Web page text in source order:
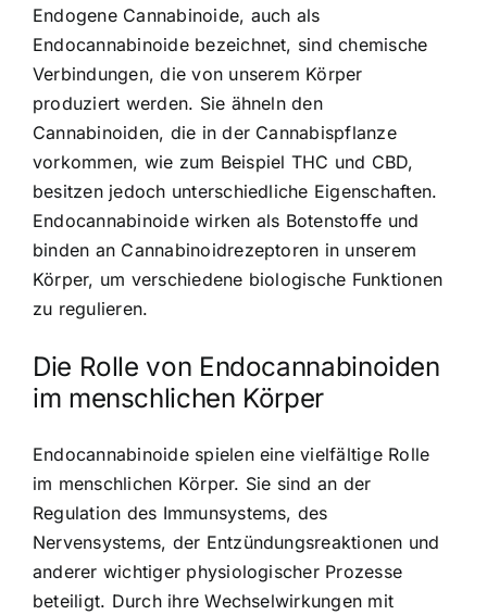
Endogene Cannabinoide, auch als
Endocannabinoide bezeichnet, sind chemische
Verbindungen, die von unserem Körper
produziert werden. Sie ähneln den
Cannabinoiden, die in der Cannabispflanze
vorkommen, wie zum Beispiel THC und CBD,
besitzen jedoch unterschiedliche Eigenschaften.
Endocannabinoide wirken als Botenstoffe und
binden an Cannabinoidrezeptoren in unserem
Körper, um verschiedene biologische Funktionen
zu regulieren.
Die Rolle von Endocannabinoiden
im menschlichen Körper
Endocannabinoide spielen eine vielfältige Rolle
im menschlichen Körper. Sie sind an der
Regulation des Immunsystems, des
Nervensystems, der Entzündungsreaktionen und
anderer wichtiger physiologischer Prozesse
beteiligt. Durch ihre Wechselwirkungen mit